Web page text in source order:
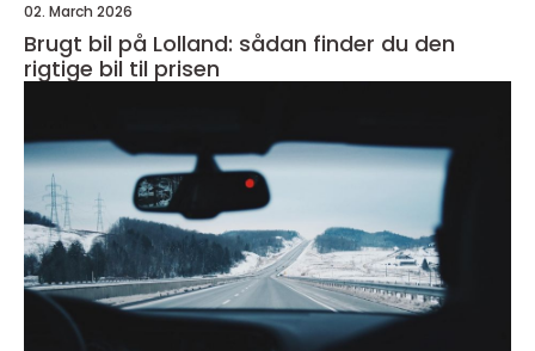
02. March 2026
Brugt bil på Lolland: sådan finder du den
rigtige bil til prisen